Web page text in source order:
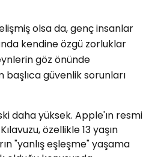
olsa da, genç insanlar
kendine özgü zorluklar
göz önünde
başlıca güvenlik sorunları
daha yüksek. Apple'ın resmi
özellikle 13 yaşın
"yanlış eşleşme" yaşama